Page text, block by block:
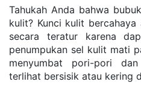
Tahukah Anda bahwa
kulit? Kunci kulit
secara teratur karena
penumpukan sel kulit mati
menyumbat pori-pori
terlihat bersisik atau kering